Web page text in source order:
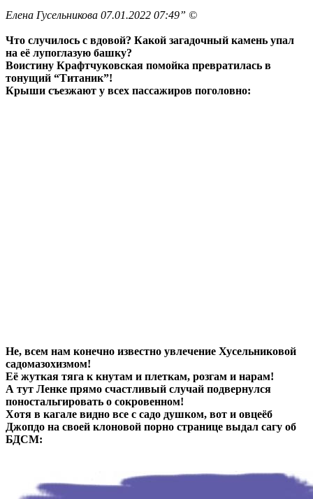
Елена Гусельникова 07.01.2022 07:49” ©
Что случилось с вдовой? Какой загадочный камень упал
на её лупоглазую башку?
Воистину Крафтчуковская помойка превратилась в
тонущий “Титаник”!
Крыши съезжают у всех пассажиров поголовно:
Не, всем нам конечно известно увлечение Хусельниковой
садомазохизмом!
Её жуткая тяга к кнутам и плеткам, розгам и нарам!
А тут Ленке прямо счастливый случай подвернулся
поностальгировать о сокровенном!
Хотя в кагале видно все с садо душком, вот и овцеёб
Джопдо на своей клоновой порно странице выдал сагу об
БДСМ: